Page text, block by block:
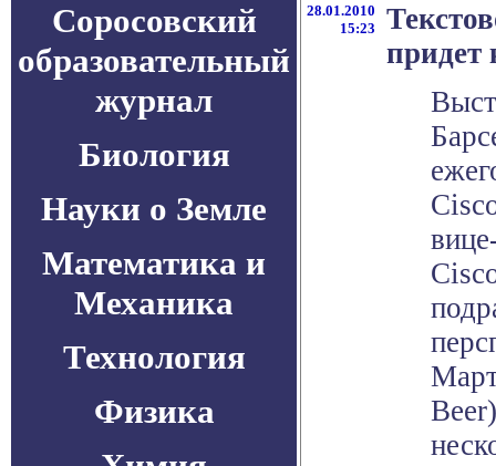
Соросовский
образовательный
журнал
Биология
Науки о Земле
Математика и
Механика
Технология
Физика
28.01.2010
15:23
придет